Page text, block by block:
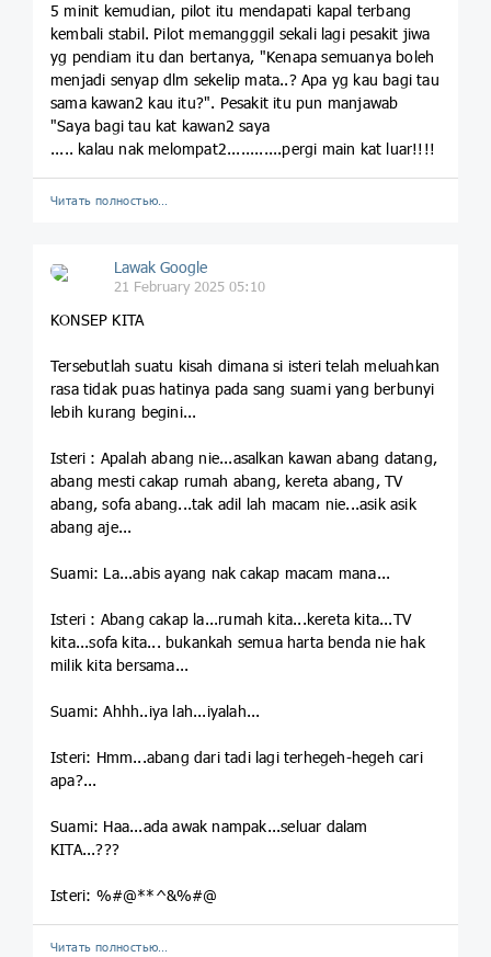
5 minit kemudian, pilot itu mendapati kapal terbang
kembali stabil. Pilot memangggil sekali lagi pesakit jiwa
yg pendiam itu dan bertanya, "Kenapa semuanya boleh
menjadi senyap dlm sekelip mata..? Apa yg kau bagi tau
sama kawan2 kau itu?". Pesakit itu pun manjawab
"Saya bagi tau kat kawan2 saya
..... kalau nak melompat2............pergi main kat luar!!!!
Читать полностью…
Lawak Google
21 February 2025 05:10
KONSEP KITA
Tersebutlah suatu kisah dimana si isteri telah meluahkan
rasa tidak puas hatinya pada sang suami yang berbunyi
lebih kurang begini...
Isteri : Apalah abang nie...asalkan kawan abang datang,
abang mesti cakap rumah abang, kereta abang, TV
abang, sofa abang...tak adil lah macam nie...asik asik
abang aje...
Suami: La...abis ayang nak cakap macam mana...
Isteri : Abang cakap la...rumah kita...kereta kita...TV
kita...sofa kita... bukankah semua harta benda nie hak
milik kita bersama...
Suami: Ahhh..iya lah...iyalah...
Isteri: Hmm...abang dari tadi lagi terhegeh-hegeh cari
apa?...
Suami: Haa...ada awak nampak...seluar dalam
KITA...???
Isteri: %#@**^&%#@
Читать полностью…